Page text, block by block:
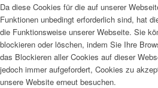
Da diese Cookies für die auf unserer
Funktionen unbedingt erforderlich sind, hat
die Funktionsweise unserer Webseite. Sie
blockieren oder löschen, indem Sie Ihre
das Blockieren aller Cookies auf dieser
jedoch immer aufgefordert, Cookies zu
unsere Website erneut besuchen.